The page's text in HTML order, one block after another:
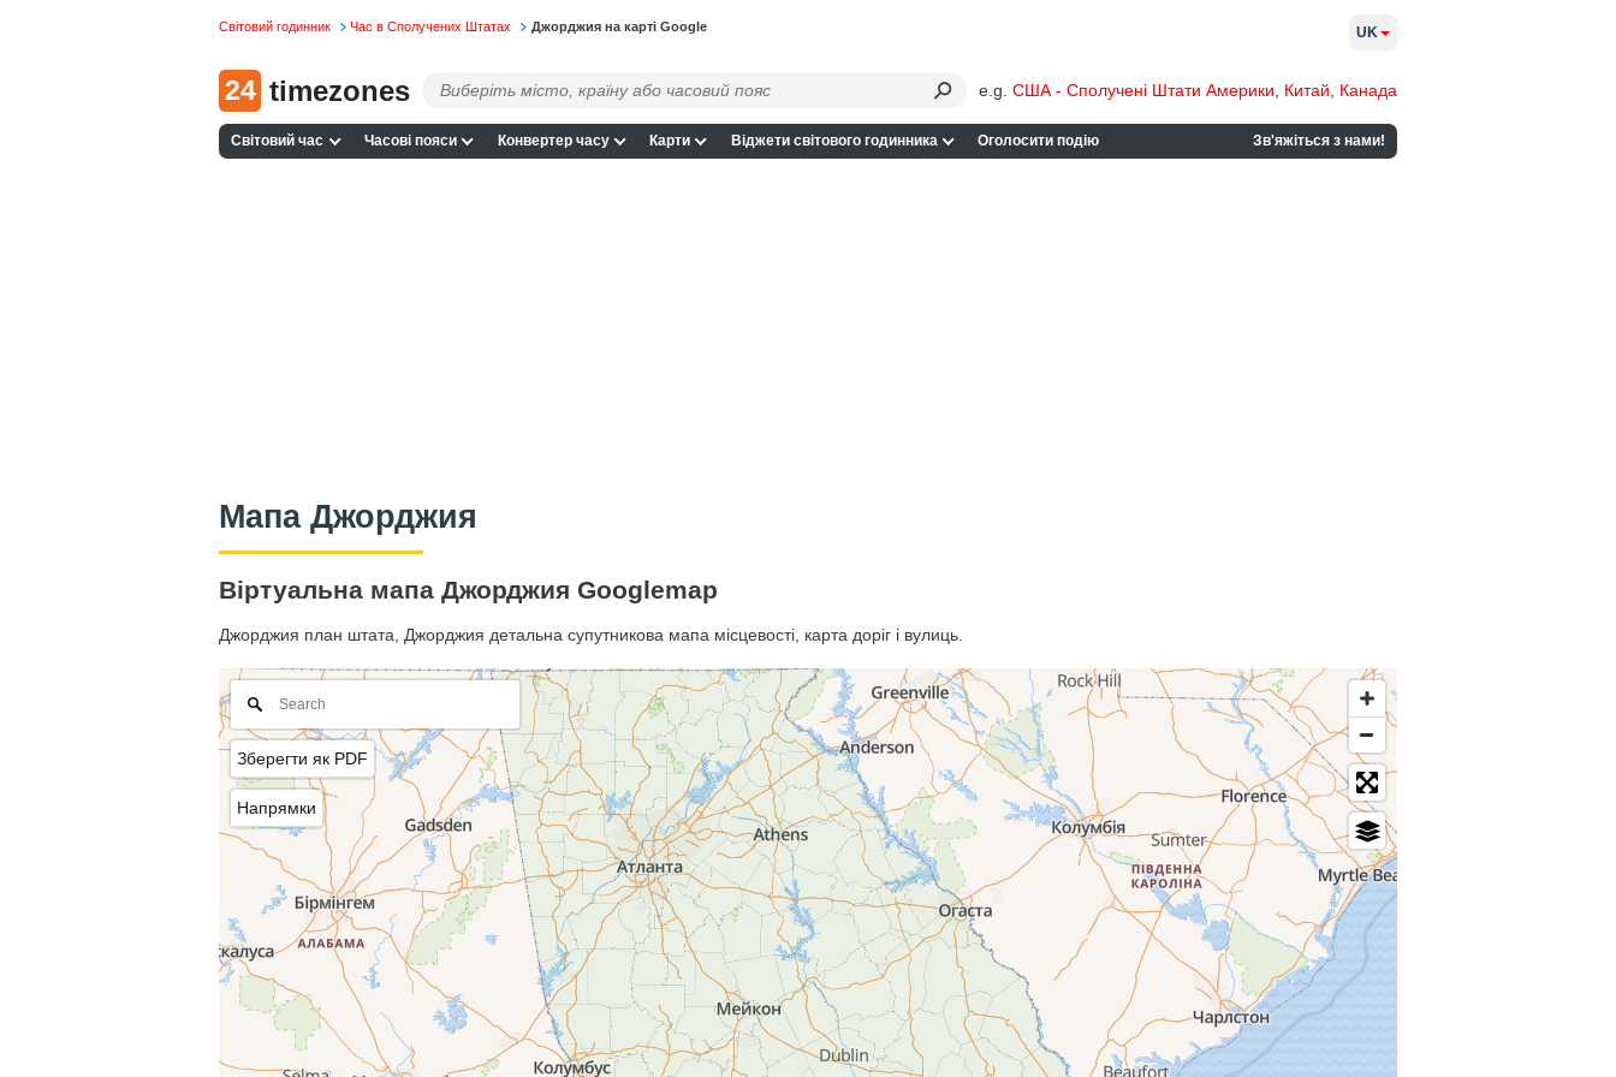
Світовий годинник Час в Сполучених Штатах Джорджия на карті Google
24 timezones e.g. США - Сполучені Штати Америки Китай Канада
Світовий час Часові пояси Конвертер часу Карти Віджети світового годинника Оголосити подію Зв'яжіться з нами!
UK
Мапа Джорджия
Віртуальна мапа Джорджия Googlemap
Джорджия план штата, Джорджия детальна супутникова мапа місцевості, карта доріг і вулиць.
Зберегти як PDF
Напрямки